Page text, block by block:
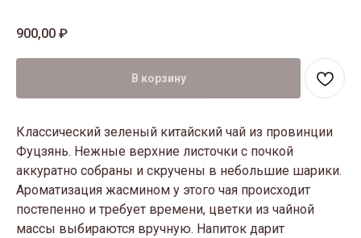
900,00 ₽
В корзину
Классический зеленый китайский чай из провинции
Фуцзянь. Нежные верхние листочки с почкой
аккуратно собраны и скручены в небольшие шарики.
Ароматизация жасмином у этого чая происходит
постепенно и требует времени, цветки из чайной
массы выбираются вручную. Напиток дарит